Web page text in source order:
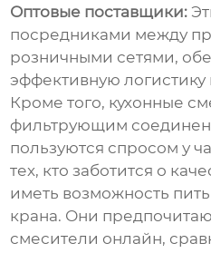
Оптовые поставщики:
посредниками между
розничными сетями,
эффективную
Кроме того, кухонные
фильтрующим
пользуются спросом у
тех, кто заботится о
иметь возможность
крана. Они
смесители онлайн,